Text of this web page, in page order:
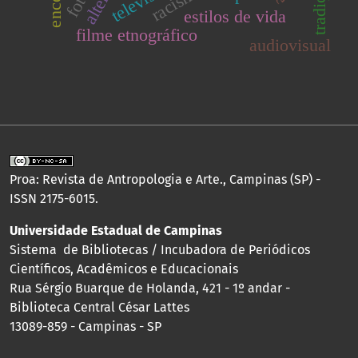
filme etnográfico
estilos de vida
audiovisual
Proa: Revista de Antropologia e Arte., Campinas (SP) -
ISSN 2175-6015.
Universidade Estadual de Campinas
Sistema de Bibliotecas / Incubadora de Periódicos
Científicos, Acadêmicos e Educacionais
Rua Sérgio Buarque de Holanda, 421 - 1º andar -
Biblioteca Central César Lattes
13089-859 - Campinas - SP